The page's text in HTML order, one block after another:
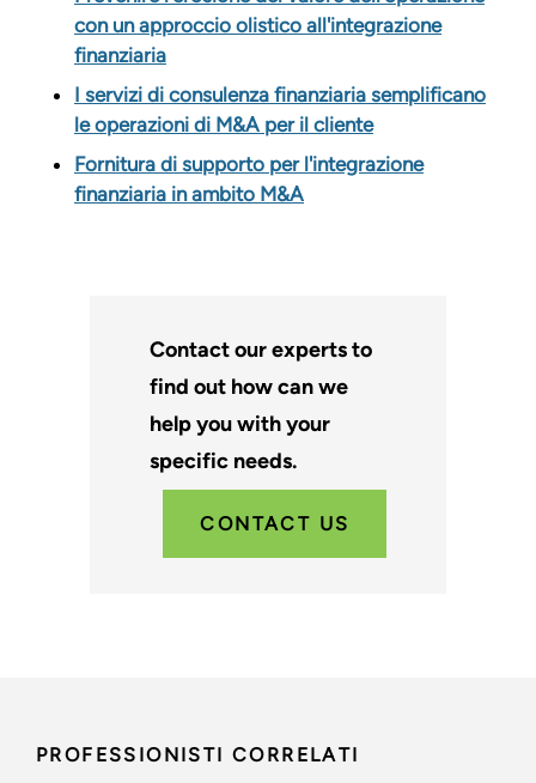
con un approccio olistico all'integrazione
finanziaria
I servizi di consulenza finanziaria semplificano
le operazioni di M&A per il cliente
Fornitura di supporto per l'integrazione
finanziaria in ambito M&A
Contact our experts to
find out how can we
help you with your
specific needs.
CONTACT US
PROFESSIONISTI CORRELATI